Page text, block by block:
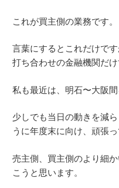
これが買主側の業務です。
言葉にするとこれだけで
打ち合わせの金融機関だ
私も最近は、明石〜大阪
少しでも当日の動きを減
うに年度末に向け、頑張
売主側、買主側のより細
こうと思います。